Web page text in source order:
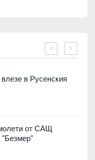
в Русенския
от САЩ
"Безмер"